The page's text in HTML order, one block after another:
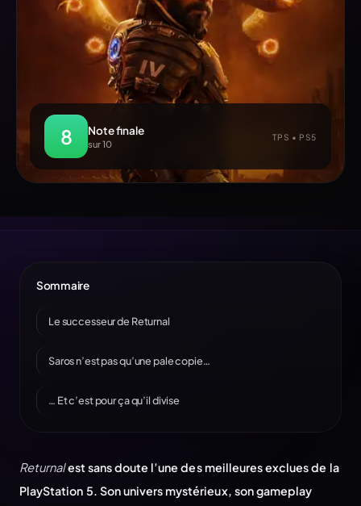
8 Note finale
sur 10
TPS • PS5
Sommaire
Le successeur de Returnal
Saros n’est pas qu’une pale copie…
… Et c’est pour ça qu’il divise
Returnalest sans doute l’une des meilleures exclues de la
PlayStation 5. Son univers mystérieux, son gameplay